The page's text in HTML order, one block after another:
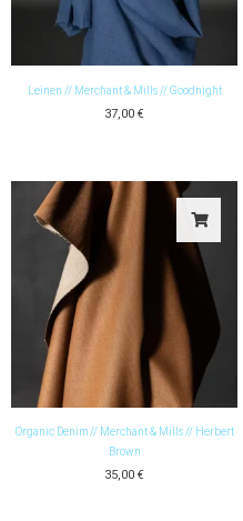
Leinen // Merchant & Mills // Goodnight
37,00 €
Organic Denim // Merchant & Mills // Herbert
Brown
35,00 €